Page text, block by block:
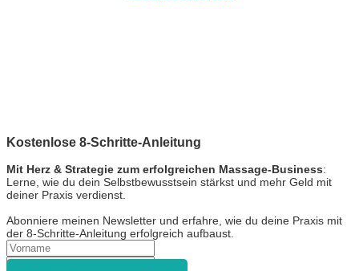
Kostenlose 8-Schritte-Anleitung
Mit Herz & Strategie zum erfolgreichen Massage-Business:
Lerne, wie du dein Selbstbewusstsein stärkst und mehr Geld mit
deiner Praxis verdienst.
Abonniere meinen Newsletter und erfahre, wie du deine Praxis mit
der 8-Schritte-Anleitung erfolgreich aufbaust.